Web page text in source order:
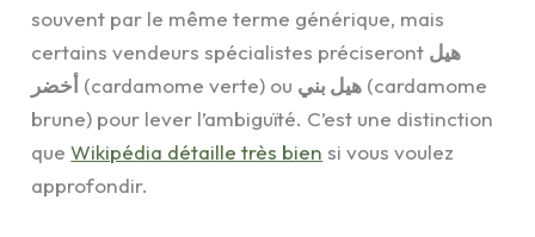
souvent par le même terme générique, mais
certains vendeurs spécialistes préciseront هيل
أخضر (cardamome verte) ou هيل بني (cardamome
brune) pour lever l’ambiguïté. C’est une distinction
queWikipédia détaille très bien si vous voulez
approfondir.